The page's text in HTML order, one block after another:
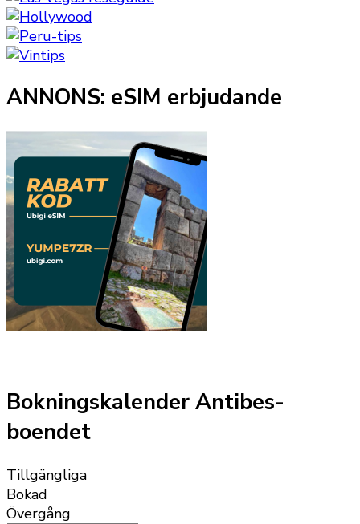
ANNONS: eSIM erbjudande
Bokningskalender Antibes-
boendet
Tillgängliga
Bokad
Övergång